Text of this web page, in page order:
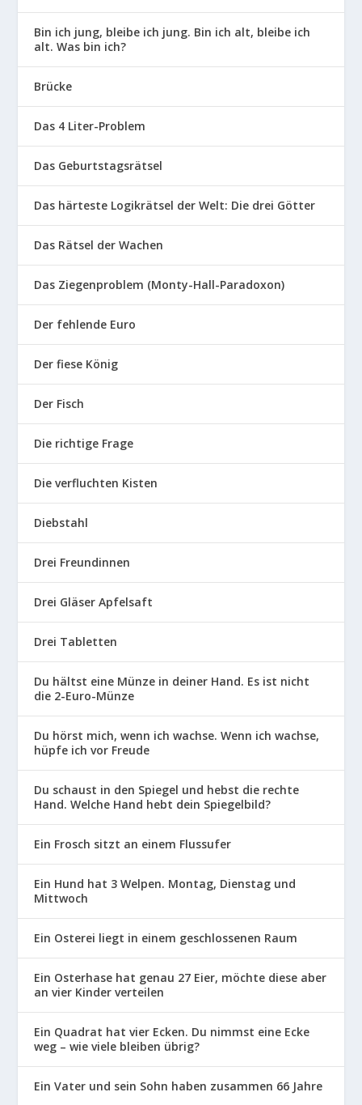
Bin ich jung, bleibe ich jung. Bin ich alt, bleibe ich
alt. Was bin ich?
Brücke
Das 4 Liter-Problem
Das Geburtstagsrätsel
Das härteste Logikrätsel der Welt: Die drei Götter
Das Rätsel der Wachen
Das Ziegenproblem (Monty-Hall-Paradoxon)
Der fehlende Euro
Der fiese König
Der Fisch
Die richtige Frage
Die verfluchten Kisten
Diebstahl
Drei Freundinnen
Drei Gläser Apfelsaft
Drei Tabletten
Du hältst eine Münze in deiner Hand. Es ist nicht
die 2-Euro-Münze
Du hörst mich, wenn ich wachse. Wenn ich wachse,
hüpfe ich vor Freude
Du schaust in den Spiegel und hebst die rechte
Hand. Welche Hand hebt dein Spiegelbild?
Ein Frosch sitzt an einem Flussufer
Ein Hund hat 3 Welpen. Montag, Dienstag und
Mittwoch
Ein Osterei liegt in einem geschlossenen Raum
Ein Osterhase hat genau 27 Eier, möchte diese aber
an vier Kinder verteilen
Ein Quadrat hat vier Ecken. Du nimmst eine Ecke
weg – wie viele bleiben übrig?
Ein Vater und sein Sohn haben zusammen 66 Jahre